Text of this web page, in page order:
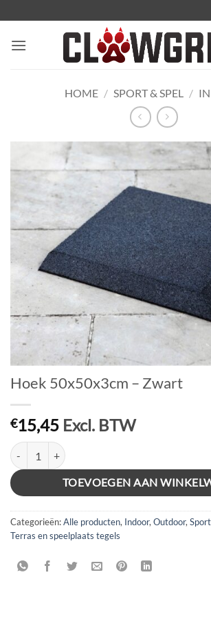
naar
inhoud
HOME / SPORT & SPEL /
Hoek 50x50x3cm – Zwart
€15,45 Excl. BTW
Hoek 50x50x3cm - Zwart aantal
TOEVOEGEN AAN
Categorieën:Alle producten, Indoor,Outdoor,
Terras en speelplaats tegels